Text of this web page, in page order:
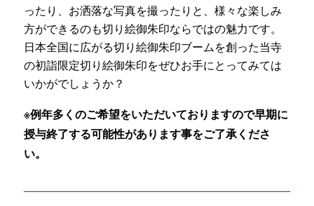
ったり、お洒落な写真を撮ったりと、様々な楽しみ
方ができるのも切り絵御朱印ならではの魅力です。
日本全国に広がる切り絵御朱印ブームを創った当寺
の初詣限定切り絵御朱印をぜひお手にとってみては
いかがでしょうか？
※例年多くのご希望をいただいておりますので早期に
授与終了する可能性があります事をご了承くださ
い。